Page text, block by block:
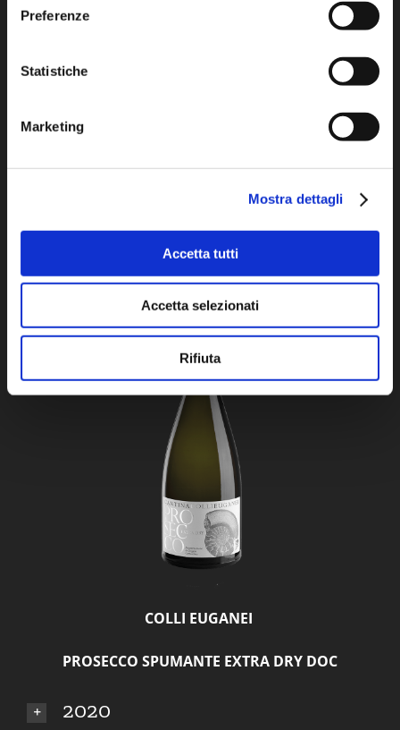
Preferenze
Statistiche
Marketing
Mostra dettagli
Accetta tutti
Accetta selezionati
Rifiuta
COLLI EUGANEI
PROSECCO SPUMANTE EXTRA DRY DOC
2020